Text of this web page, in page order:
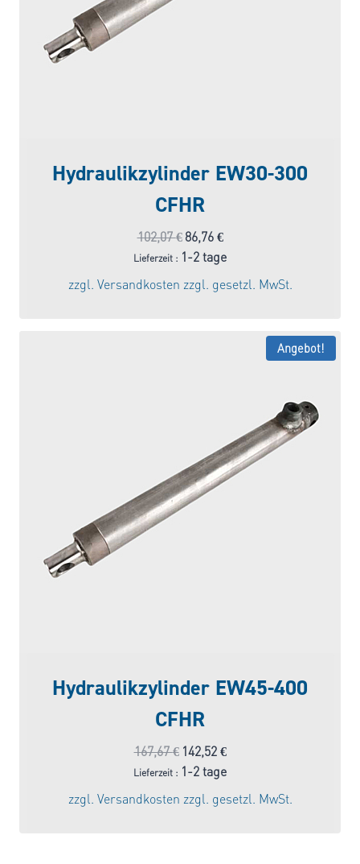
Hydraulikzylinder EW30-300
CFHR
102,07€ Ursprünglicher
Preis
war:
102,07 €
86,76 €Aktueller
Preis
Lieferzeit : 1-2 tage
zzgl. Versandkosten zzgl. gesetzl. MwSt.
Angebot!
Hydraulikzylinder EW45-400
CFHR
167,67€ Ursprünglicher
Preis
war:
167,67 €
142,52 €Aktueller
Preis
Lieferzeit : 1-2 tage
zzgl. Versandkosten zzgl. gesetzl. MwSt.